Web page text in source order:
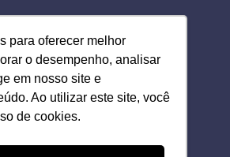
para oferecer melhor
o desempenho, analisar
em nosso site e
Ao utilizar este site, você
de cookies.